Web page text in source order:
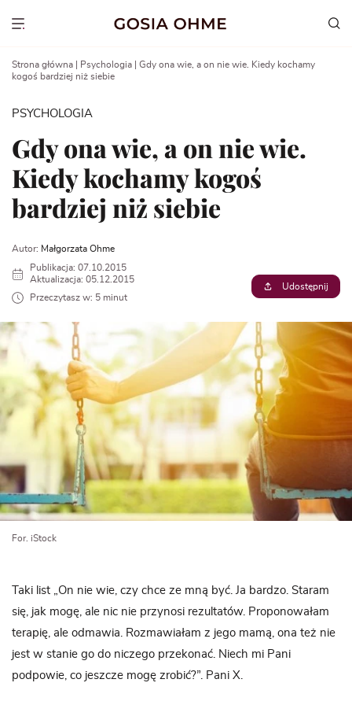
Show menu
Strona główna Psychologia
Gdy ona wie, a on nie wie. Kiedy kochamy
kogoś bardziej niż siebie
PSYCHOLOGIA
Gdy ona wie, a on nie wie.
Kiedy kochamy kogoś
bardziej niż siebie
Autor: Małgorzata Ohme
Publikacja: 07.10.2015
Aktualizacja: 05.12.2015
Przeczytasz w: 5 minut
Udostępnij
For. iStock
Taki list „On nie wie, czy chce ze mną być. Ja bardzo. Staram
się, jak mogę, ale nic nie przynosi rezultatów. Proponowałam
terapię, ale odmawia. Rozmawiałam z jego mamą, ona też nie
jest w stanie go do niczego przekonać. Niech mi Pani
podpowie, co jeszcze mogę zrobić?”. Pani X.